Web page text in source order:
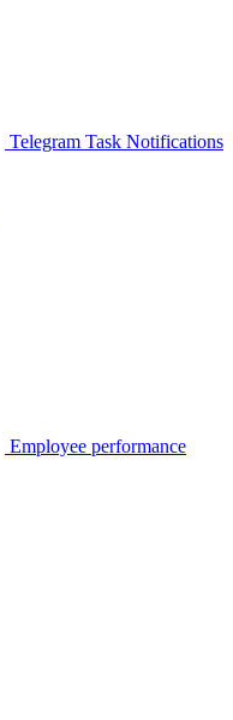
Telegram Task Notifications
Employee performance